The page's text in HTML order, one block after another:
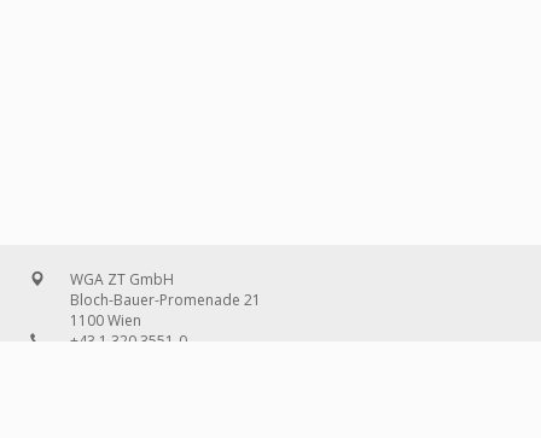
WGA ZT GmbH
Bloch-Bauer-Promenade 21
1100 Wien
+43 1 320 3551-0